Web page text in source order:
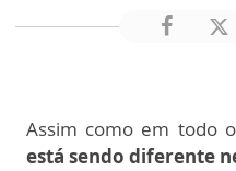
Assim como em todo
está sendo diferente